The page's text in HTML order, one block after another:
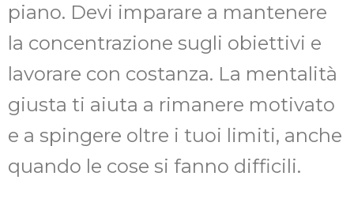
piano. Devi imparare a mantenere
la concentrazione sugli obiettivi e
lavorare con costanza. La mentalità
giusta ti aiuta a rimanere motivato
e a spingere oltre i tuoi limiti, anche
quando le cose si fanno difficili.